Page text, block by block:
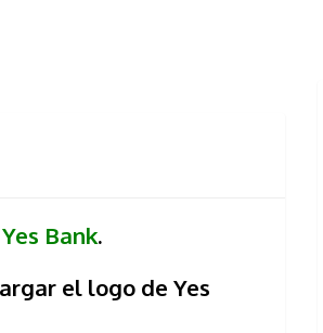
Yes Bank.
el logo de Yes